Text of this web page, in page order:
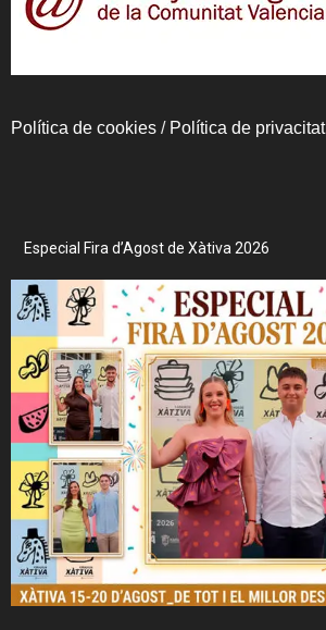
Política de cookies / Política de privacitat
Especial Fira d’Agost de Xàtiva 2026